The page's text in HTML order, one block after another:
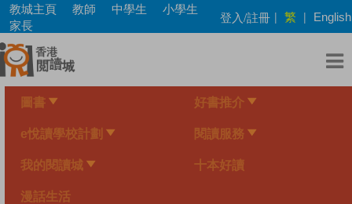
Skip
main
content
教城主頁 教師 中學生
小學生
家長
登入/註冊 | 繁 | English
圖書 好書推介
e悅讀學校計劃 閱讀服務
我的閱讀城 十本好讀
漫話生活